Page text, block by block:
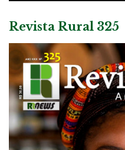
Revista Rural 325